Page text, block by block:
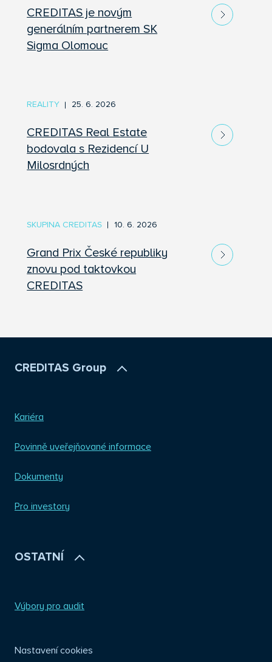
CREDITAS je novým
generálním partnerem SK
Sigma Olomouc
CREDITAS Real Estate
bodovala s Rezidencí U
Milosrdných
25. 6. 2026
REALITY
Grand Prix České republiky
znovu pod taktovkou
CREDITAS
10. 6. 2026
SKUPINA CREDITAS
CREDITAS Group
Kariéra
Povinně uveřejňované informace
Dokumenty
Pro investory
OSTATNÍ
Výbory pro audit
Nastavení cookies